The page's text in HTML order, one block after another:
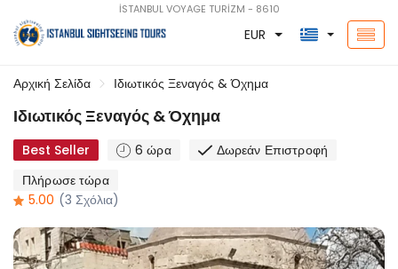
İSTANBUL VOYAGE TURİZM - 8610
EUR
Αρχική Σελίδα Ιδιωτικός Ξεναγός & Όχημα
Ιδιωτικός Ξεναγός & Όχημα
Best Seller 6 ώρα
Δωρεάν Επιστροφή
Πλήρωσε τώρα
5.00 (3 Σχόλια)